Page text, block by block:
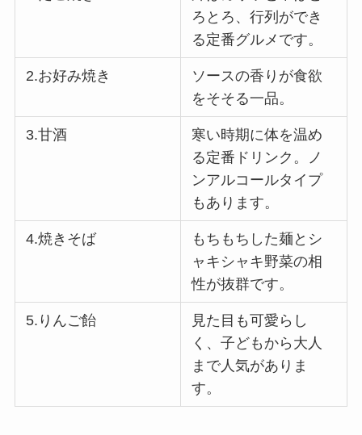
ろとろ、行列ができ
る定番グルメです。
2.お好み焼き
ソースの香りが食欲
をそそる一品。
3.甘酒
寒い時期に体を温め
る定番ドリンク。ノ
ンアルコールタイプ
もあります。
4.焼きそば
もちもちした麺とシ
ャキシャキ野菜の相
性が抜群です。
5.りんご飴
見た目も可愛らし
く、子どもから大人
まで人気がありま
す。